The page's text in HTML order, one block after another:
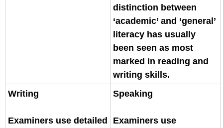
distinction between
‘academic’ and ‘general’
literacy has usually
been seen as most
marked in reading and
writing skills.
Writing
Examiners use detailed
Speaking
Examiners use